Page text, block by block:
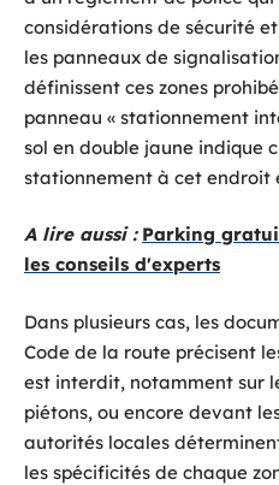
considérations de sécurité
les panneaux de
définissent ces zones
panneau « stationnement
sol en double jaune indique
stationnement à cet endroit
A lire aussi : Parking
les conseils d'experts
Dans plusieurs cas, les
Code de la route précisent
est interdit, notamment sur
piétons, ou encore devant
autorités locales
les spécificités de chaque